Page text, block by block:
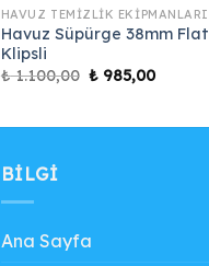
HAVUZ TEMIZLIK EKIPMANLARI
Havuz Süpürge 38mm Flat
Klipsli
₺1.100,00 Orijinal
₺ 985,00Şu
BILGI
Ana Sayfa